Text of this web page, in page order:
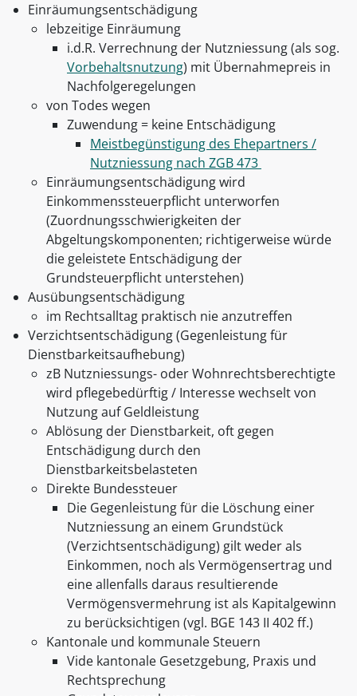
Einräumungsentschädigung
lebzeitige Einräumung
i.d.R. Verrechnung der Nutzniessung (als sog.
Vorbehaltsnutzung) mit Übernahmepreis in
Nachfolgeregelungen
von Todes wegen
Zuwendung = keine Entschädigung
Meistbegünstigung des Ehepartners /
Nutzniessung nach ZGB 473
Einräumungsentschädigung wird
Einkommenssteuerpflicht unterworfen
(Zuordnungsschwierigkeiten der
Abgeltungskomponenten; richtigerweise würde
die geleistete Entschädigung der
Grundsteuerpflicht unterstehen)
Ausübungsentschädigung
im Rechtsalltag praktisch nie anzutreffen
Verzichtsentschädigung (Gegenleistung für
Dienstbarkeitsaufhebung)
zB Nutzniessungs- oder Wohnrechtsberechtigte
wird pflegebedürftig / Interesse wechselt von
Nutzung auf Geldleistung
Ablösung der Dienstbarkeit, oft gegen
Entschädigung durch den
Dienstbarkeitsbelasteten
Direkte Bundessteuer
Die Gegenleistung für die Löschung einer
Nutzniessung an einem Grundstück
(Verzichtsentschädigung) gilt weder als
Einkommen, noch als Vermögensertrag und
eine allenfalls daraus resultierende
Vermögensvermehrung ist als Kapitalgewinn
zu berücksichtigen (vgl. BGE 143 II 402 ff.)
Kantonale und kommunale Steuern
Vide kantonale Gesetzgebung, Praxis und
Rechtsprechung